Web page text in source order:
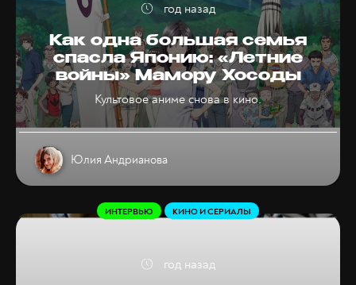
Как одна большая семья
спасла Японию: «Летние
войны» Мамору Хосоды
Культовое аниме снова в кино.
Юлия Андрианова
год назад
ИНТЕРВЬЮ КИНО И СЕРИАЛЫ
год назад